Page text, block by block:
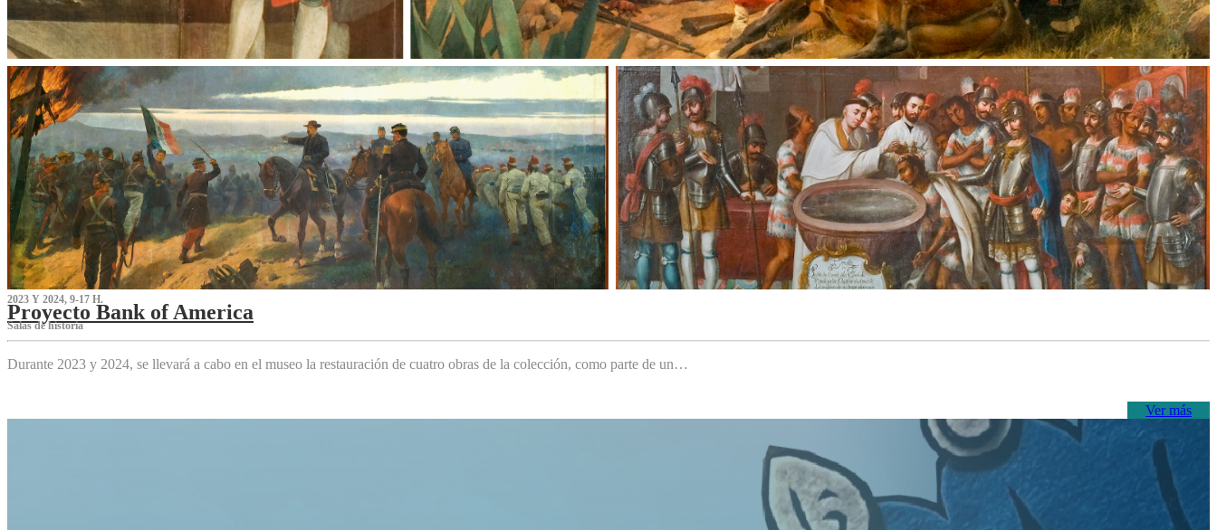
2023 Y 2024, 9-17 H.
Proyecto Bank of America
S‌alas de historia
Durante 2023 y 2024, se llevará a cabo en el museo la restauración de cuatro obras de la colección, como parte de un…
Ver más